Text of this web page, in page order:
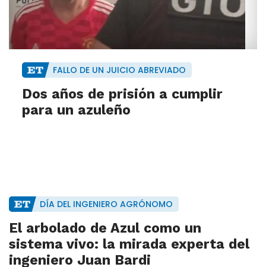
FALLO DE UN JUICIO ABREVIADO
Dos años de prisión a cumplir
para un azuleño
DÍA DEL INGENIERO AGRÓNOMO
El arbolado de Azul como un
sistema vivo: la mirada experta del
ingeniero Juan Bardi